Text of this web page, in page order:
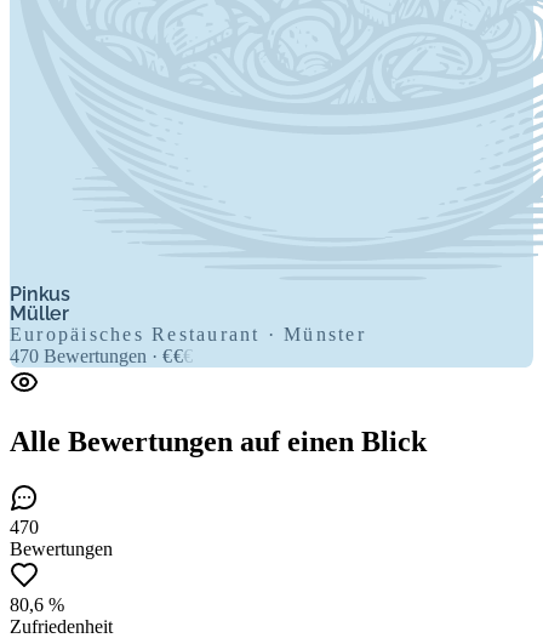
Pinkus
Müller
Europäisches Restaurant · Münster
470 Bewertungen · €€€
Alle Bewertungen auf einen Blick
470
Bewertungen
80,6 %
Zufriedenheit